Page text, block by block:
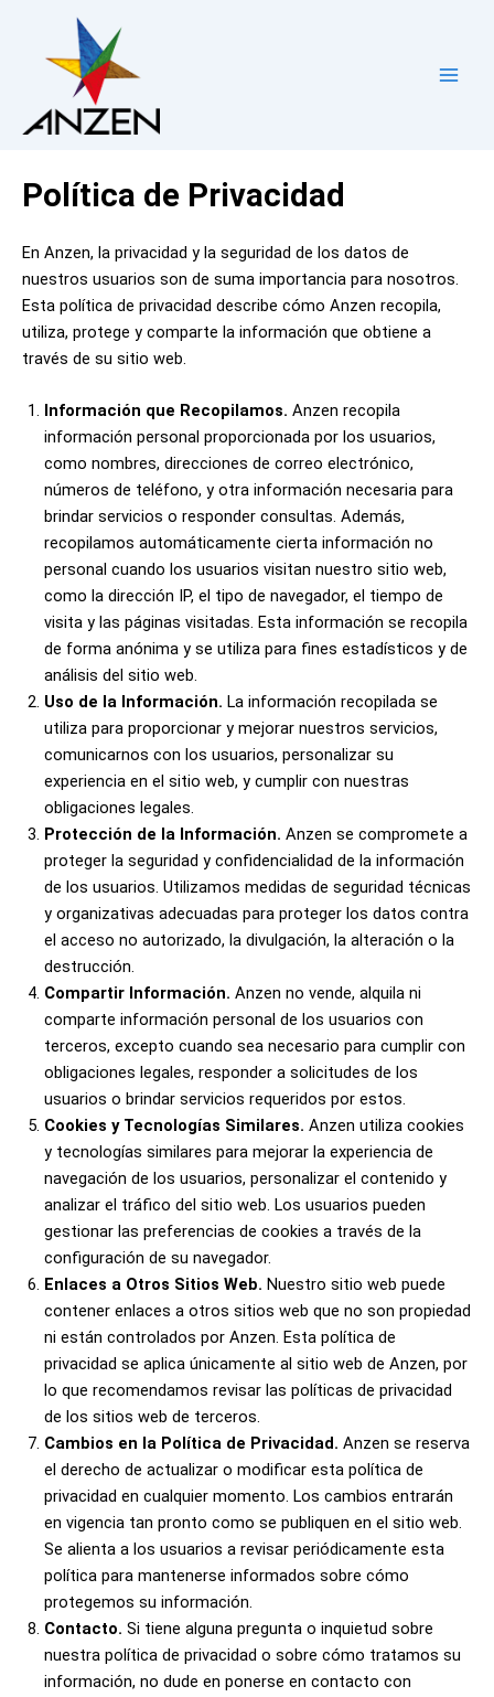
contenido
Política de Privacidad
En Anzen, la privacidad y la seguridad de los datos de
nuestros usuarios son de suma importancia para nosotros.
Esta política de privacidad describe cómo Anzen recopila,
utiliza, protege y comparte la información que obtiene a
través de su sitio web.
Información que Recopilamos. Anzen recopila
información personal proporcionada por los usuarios,
como nombres, direcciones de correo electrónico,
números de teléfono, y otra información necesaria para
brindar servicios o responder consultas. Además,
recopilamos automáticamente cierta información no
personal cuando los usuarios visitan nuestro sitio web,
como la dirección IP, el tipo de navegador, el tiempo de
visita y las páginas visitadas. Esta información se recopila
de forma anónima y se utiliza para fines estadísticos y de
análisis del sitio web.
Uso de la Información. La información recopilada se
utiliza para proporcionar y mejorar nuestros servicios,
comunicarnos con los usuarios, personalizar su
experiencia en el sitio web, y cumplir con nuestras
obligaciones legales.
Protección de la Información. Anzen se compromete a
proteger la seguridad y confidencialidad de la información
de los usuarios. Utilizamos medidas de seguridad técnicas
y organizativas adecuadas para proteger los datos contra
el acceso no autorizado, la divulgación, la alteración o la
destrucción.
Compartir Información. Anzen no vende, alquila ni
comparte información personal de los usuarios con
terceros, excepto cuando sea necesario para cumplir con
obligaciones legales, responder a solicitudes de los
usuarios o brindar servicios requeridos por estos.
Cookies y Tecnologías Similares. Anzen utiliza cookies
y tecnologías similares para mejorar la experiencia de
navegación de los usuarios, personalizar el contenido y
analizar el tráfico del sitio web. Los usuarios pueden
gestionar las preferencias de cookies a través de la
configuración de su navegador.
Enlaces a Otros Sitios Web. Nuestro sitio web puede
contener enlaces a otros sitios web que no son propiedad
ni están controlados por Anzen. Esta política de
privacidad se aplica únicamente al sitio web de Anzen, por
lo que recomendamos revisar las políticas de privacidad
de los sitios web de terceros.
Cambios en la Política de Privacidad. Anzen se reserva
el derecho de actualizar o modificar esta política de
privacidad en cualquier momento. Los cambios entrarán
en vigencia tan pronto como se publiquen en el sitio web.
Se alienta a los usuarios a revisar periódicamente esta
política para mantenerse informados sobre cómo
protegemos su información.
Contacto. Si tiene alguna pregunta o inquietud sobre
nuestra política de privacidad o sobre cómo tratamos su
información, no dude en ponerse en contacto con